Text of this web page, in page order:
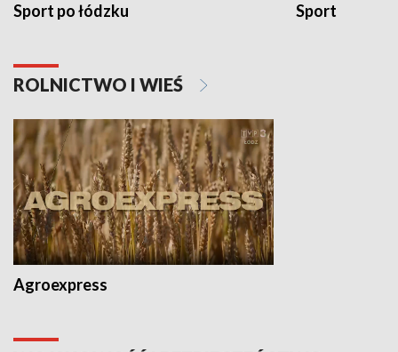
Sport po łódzku Sport
ROLNICTWO I WIEŚ
Agroexpress